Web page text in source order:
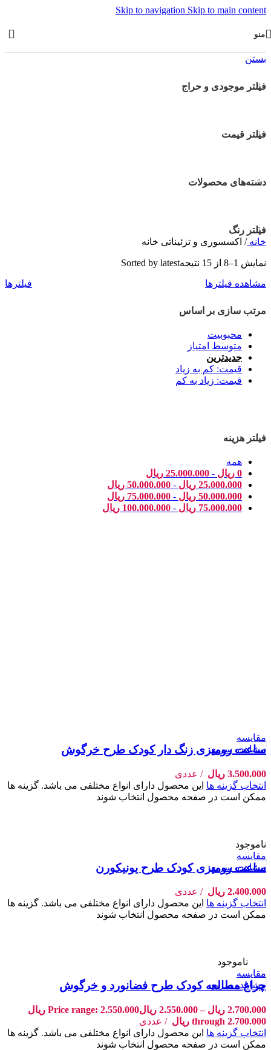
Skip to navigation Skip to main content
منو
بستن
فیلتر موجودی و حراج
فیلتر قیمت
دسته‌های محصولات
فیلتر رنگ
خانه/ اکسسوری و تزئیناتی خانه
نمایش 1–8 از 15 نتیجه
Sorted by latest
مشاهده فیلترها
فیلترها
مرتب سازی بر اساس
محبوبیت
متوسط امتیاز
جدیدترین
قیمت: کم به زیاد
قیمت: زیاد به کم
فیلتر هزینه
همه
0 ریال -
25.000.000 ریال
25.000.000 ریال -
50.000.000 ریال
50.000.000 ریال -
75.000.000 ریال
75.000.000 ریال -
100.000.000 ریال
مقایسه
مشاهده سریع
ساعت رومیزی زنگ دار کودک طرح خرگوش
3.500.000 ریال
عددی
انتخاب گزینه ها این محصول دارای انواع مختلفی می باشد. گزینه ها
ممکن است در صفحه محصول انتخاب شوند
ناموجود
مقایسه
مشاهده سریع
ساعت رومیزی کودک طرح یونیکورن
2.400.000 ریال
عددی
انتخاب گزینه ها این محصول دارای انواع مختلفی می باشد. گزینه ها
ممکن است در صفحه محصول انتخاب شوند
ناموجود
مقایسه
مشاهده سریع
چراغ مطالعه کودک طرح فضانورد و خرگوش
2.700.000 ریال –
2.550.000 ریال
Price range: 2.550.000 ریال
through 2.700.000 ریال
عددی
انتخاب گزینه ها این محصول دارای انواع مختلفی می باشد. گزینه ها
ممکن است در صفحه محصول انتخاب شوند